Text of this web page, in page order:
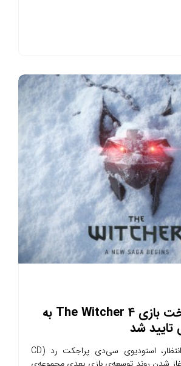
آغاز روند ساخت بازی The Witcher 4 به
شد
پس از مدت‌ها انتظار، استودیوی سی‌دی پراجکت رد (CD